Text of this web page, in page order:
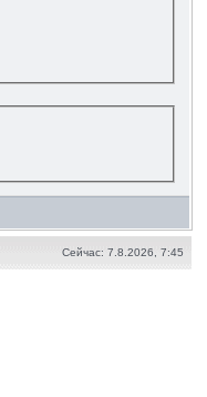
Сейчас: 7.8.2026, 7:45